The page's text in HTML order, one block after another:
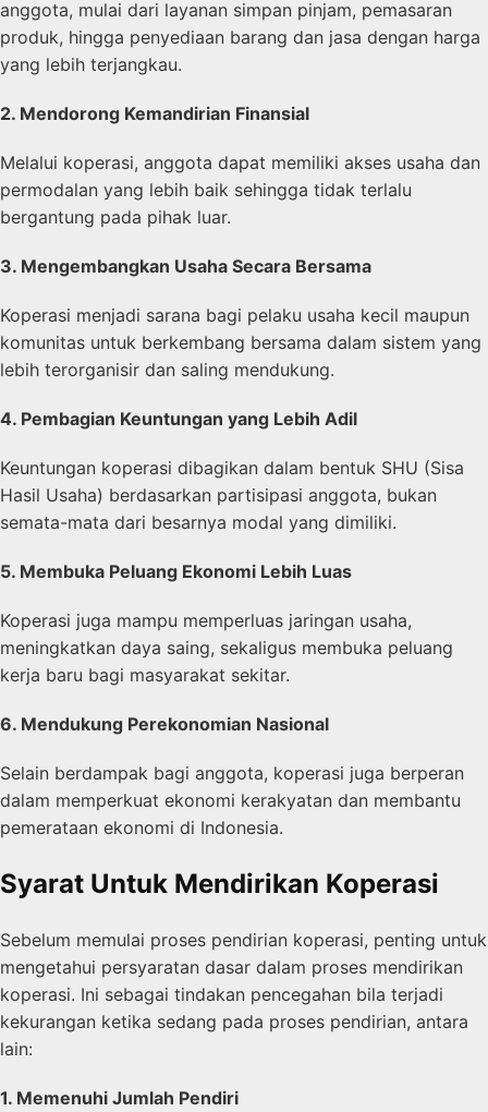
anggota, mulai dari layanan simpan pinjam, pemasaran
produk, hingga penyediaan barang dan jasa dengan harga
yang lebih terjangkau.
2. Mendorong Kemandirian Finansial
Melalui koperasi, anggota dapat memiliki akses usaha dan
permodalan yang lebih baik sehingga tidak terlalu
bergantung pada pihak luar.
3. Mengembangkan Usaha Secara Bersama
Koperasi menjadi sarana bagi pelaku usaha kecil maupun
komunitas untuk berkembang bersama dalam sistem yang
lebih terorganisir dan saling mendukung.
4. Pembagian Keuntungan yang Lebih Adil
Keuntungan koperasi dibagikan dalam bentuk SHU (Sisa
Hasil Usaha) berdasarkan partisipasi anggota, bukan
semata-mata dari besarnya modal yang dimiliki.
5. Membuka Peluang Ekonomi Lebih Luas
Koperasi juga mampu memperluas jaringan usaha,
meningkatkan daya saing, sekaligus membuka peluang
kerja baru bagi masyarakat sekitar.
6. Mendukung Perekonomian Nasional
Selain berdampak bagi anggota, koperasi juga berperan
dalam memperkuat ekonomi kerakyatan dan membantu
pemerataan ekonomi di Indonesia.
Syarat Untuk Mendirikan Koperasi
Sebelum memulai proses pendirian koperasi, penting untuk
mengetahui persyaratan dasar dalam proses mendirikan
koperasi. Ini sebagai tindakan pencegahan bila terjadi
kekurangan ketika sedang pada proses pendirian, antara
lain:
1. Memenuhi Jumlah Pendiri